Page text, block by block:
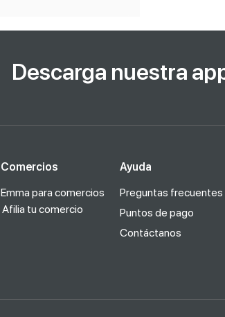
Descarga nuestra
Comercios
Emma para comercios
Afilia tu comercio
Ayuda
Preguntas frecuentes
Puntos de pago
Contáctanos